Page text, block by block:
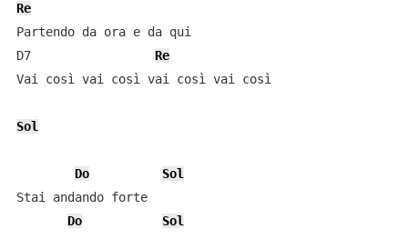
Re
Partendo da ora e da qui
D7 Re
Vai così vai così vai così vai così
Sol
Do
Sol
Stai andando forte
Do
Sol